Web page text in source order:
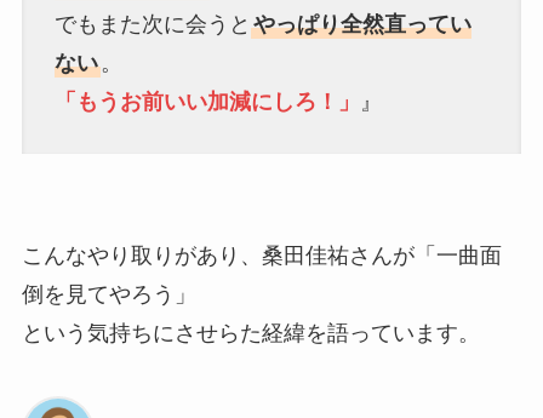
でもまた次に会うと やっぱり全然直ってい
ない。
「もうお前いい加減にしろ！」 』
こんなやり取りがあり、桑田佳祐さんが「一曲面
倒を見てやろう」
という気持ちにさせらた経緯を語っています。